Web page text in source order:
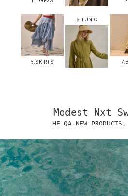
5.SKIRTS
6.TUNIC
Modest Nxt
HE-QA NEW